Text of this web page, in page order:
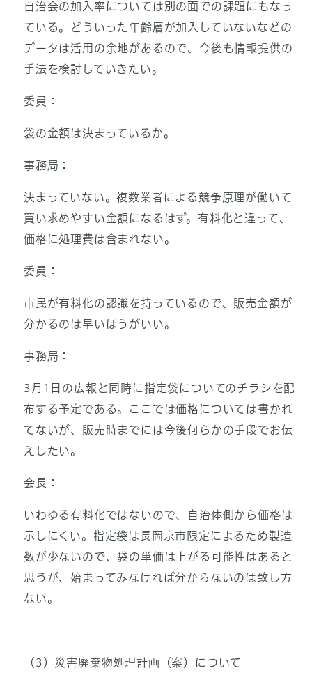
自治会の加入率については別の面での課題にもなっ
ている。どういった年齢層が加入していないなどの
データは活用の余地があるので、今後も情報提供の
手法を検討していきたい。
委員：
袋の金額は決まっているか。
事務局：
決まっていない。複数業者による競争原理が働いて
買い求めやすい金額になるはず。有料化と違って、
価格に処理費は含まれない。
委員：
市民が有料化の認識を持っているので、販売金額が
分かるのは早いほうがいい。
事務局：
3月1日の広報と同時に指定袋についてのチラシを配
布する予定である。ここでは価格については書かれ
てないが、販売時までには今後何らかの手段でお伝
えしたい。
会長：
いわゆる有料化ではないので、自治体側から価格は
示しにくい。指定袋は長岡京市限定によるため製造
数が少ないので、袋の単価は上がる可能性はあると
思うが、始まってみなければ分からないのは致し方
ない。
（3）災害廃棄物処理計画（案）について